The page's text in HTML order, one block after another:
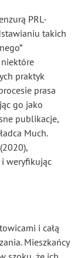
PRL-
takich
niektóre
praktyk
prasa
go jako
publikacje,
Much.
weryfikując
i całą
Mieszkańcy